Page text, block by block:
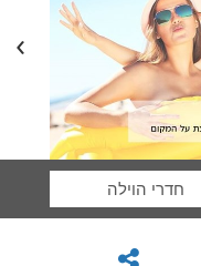
חדרי הוילה